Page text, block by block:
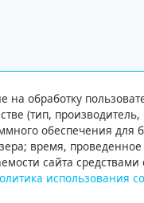
обработку
(тип,
обеспечения для
время, проведенное
сайта
использования